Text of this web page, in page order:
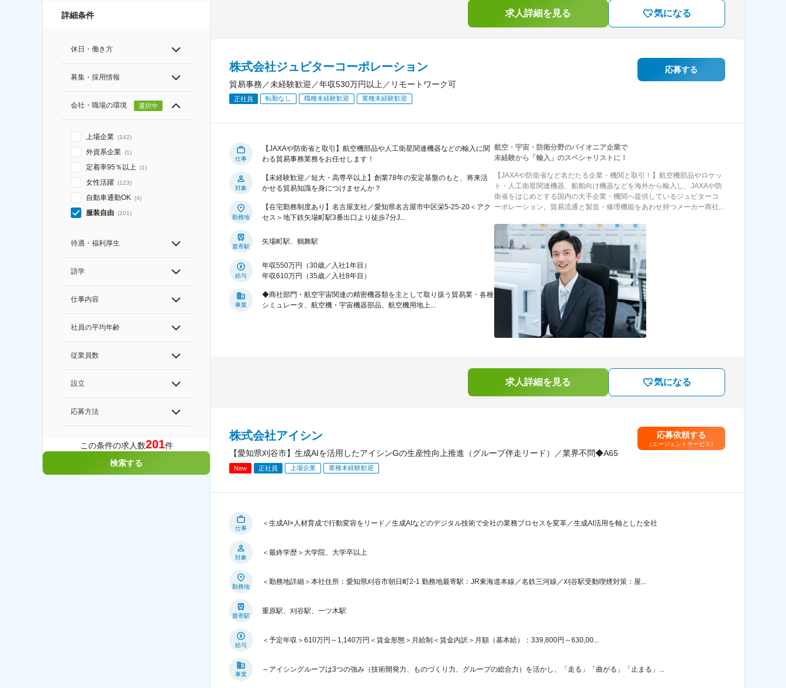
詳細条件
休日・働き方
募集・採用情報
会社・職場の環境 選択中
上場企業 (142)
外資系企業 (1)
定着率95％以上 (1)
女性活躍 (123)
自動車通勤OK (4)
服装自由 (201)
待遇・福利厚生
語学
仕事内容
社員の平均年齢
従業員数
設立
応募方法
この条件の求人数201件
検索する
求人詳細を見る 気になる
株式会社ジュピターコーポレーション
貿易事務／未経験歓迎／年収530万円以上／リモートワーク可
正社員 転勤なし 職種未経験歓迎 業種未経験歓迎
応募する
仕事
【JAXAや防衛省と取引】航空機部品や人工衛星関連機器などの輸入に関
わる貿易事務業務をお任せします！
対象
【未経験歓迎／短大・高専卒以上】創業78年の安定基盤のもと、将来活
かせる貿易知識を身につけませんか？
勤務地
【在宅勤務制度あり】名古屋支社／愛知県名古屋市中区栄5-25-20＜アク
セス＞地下鉄矢場町駅3番出口より徒歩7分J...
最寄駅
矢場町駅、鶴舞駅
給与
年収550万円（30歳／入社1年目）
年収610万円（35歳／入社8年目）
事業
◆商社部門・航空宇宙関連の精密機器類を主として取り扱う貿易業・各種
シミュレータ、航空機・宇宙機器部品、航空機用地上...
航空・宇宙・防衛分野のパイオニア企業で
未経験から「輸入」のスペシャリストに！
【JAXAや防衛省など名だたる企業・機関と取引！】航空機部品やロケッ
ト・人工衛星関連機器、船舶向け機器などを海外から輸入し、JAXAや防
衛省をはじめとする国内の大手企業・機関へ提供しているジュピターコ
ーポレーション。貿易流通と製造・修理機能をあわせ持つメーカー商社...
求人詳細を見る 気になる
株式会社アイシン
【愛知県刈谷市】生成AIを活用したアイシンGの生産性向上推進（グループ伴走リード）／業界不問◆A65
New 正社員 上場企業 業種未経験歓迎
応募依頼する
（エージェントサービス）
仕事
＜生成AI×人材育成で行動変容をリード／生成AIなどのデジタル技術で全社の業務プロセスを変革／生成AI活用を軸とした全社
対象
＜最終学歴＞大学院、大学卒以上
勤務地
＜勤務地詳細＞本社住所：愛知県刈谷市朝日町2-1 勤務地最寄駅：JR東海道本線／名鉄三河線／刈谷駅受動喫煙対策：屋...
最寄駅
重原駅、刈谷駅、一ツ木駅
給与
＜予定年収＞610万円～1,140万円＜賃金形態＞月給制＜賃金内訳＞月額（基本給）：339,800円～630,00...
事業
～アイシングループは3つの強み（技術開発力、ものづくり力、グループの総合力）を活かし、「走る」「曲がる」「止まる」...